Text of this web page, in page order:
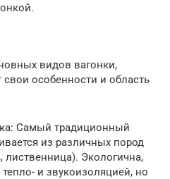
видов вагонки,
особенности и область
Самый традиционный
из различных пород
лиственница). Экологична,
и звукоизоляцией, но